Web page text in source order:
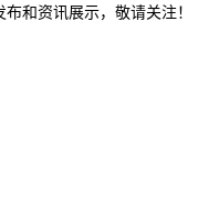
和资讯展示，敬请关注！